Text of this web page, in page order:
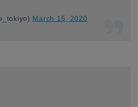
March 15, 2020